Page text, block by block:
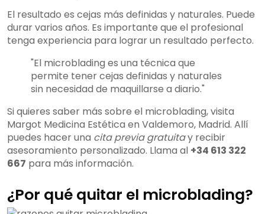
El resultado es cejas más definidas y naturales. Puede
durar varios años. Es importante que el profesional
tenga experiencia para lograr un resultado perfecto.
"El microblading es una técnica que
permite tener cejas definidas y naturales
sin necesidad de maquillarse a diario."
Si quieres saber más sobre el microblading, visita
Margot Medicina Estética en Valdemoro, Madrid. Allí
puedes hacer una cita previa gratuitay recibir
asesoramiento personalizado. Llama al +34 613 322
667 para más información.
¿Por qué quitar el microblading?